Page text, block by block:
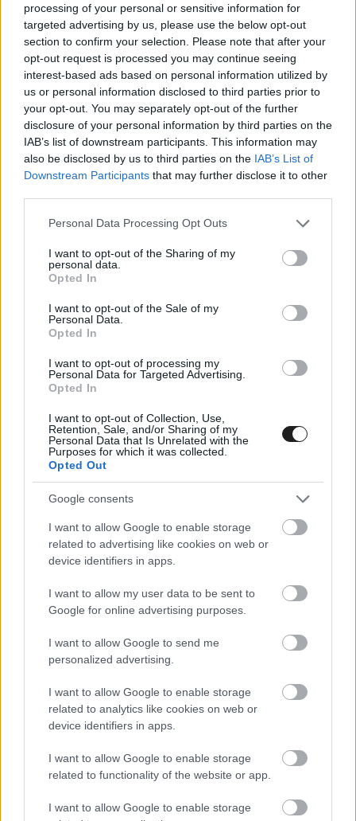
processing of your personal or sensitive information for
targeted advertising by us, please use the below opt-out
section to confirm your selection. Please note that after your
opt-out request is processed you may continue seeing
interest-based ads based on personal information utilized by
us or personal information disclosed to third parties prior to
your opt-out. You may separately opt-out of the further
disclosure of your personal information by third parties on the
IAB’s list of downstream participants. This information may
also be disclosed by us to third parties on the IAB’s List of
Downstream Participants that may further disclose it to other
Please note that this website/app uses one or more Google
not limited to your visit or usage behaviour. You may click to
grant or deny consent to Google and its third-party tags to
use your data for below specified purposes in below Google
consent section.
Personal Data Processing Opt Outs
I want to opt-out of the Sharing of my
personal data.
Opted In
I want to opt-out of the Sale of my
Personal Data.
Opted In
I want to opt-out of processing my
Personal Data for Targeted Advertising.
Opted In
I want to opt-out of Collection, Use,
Retention, Sale, and/or Sharing of my
Personal Data that Is Unrelated with the
Purposes for which it was collected.
Opted Out
Google consents
I want to allow Google to enable storage
related to advertising like cookies on web or
device identifiers in apps.
I want to allow my user data to be sent to
Google for online advertising purposes.
I want to allow Google to send me
personalized advertising.
I want to allow Google to enable storage
related to analytics like cookies on web or
device identifiers in apps.
I want to allow Google to enable storage
related to functionality of the website or app.
I want to allow Google to enable storage
RALI / 2026. FEBR. 19.
Elhunyt Béres László navigátor
Gyászol a magyar autósport, elhunyt Béres László, aki többek
között Spitzmüller Csabának, Sziklai Tibornak és ifj. Kiss
Legendás belsők: ifj. Tóth János így
száguldott a győzelem felé a Duna
Rallyn
A 2006-os ORB-szezon harmadik futamaként rendezték meg a
Duna Rallyt, ahol murvás pályákon mérhették össze
gyorsaságukat a mezőny tagjai.